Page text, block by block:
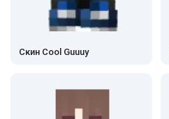
Скин Cool Guuuy